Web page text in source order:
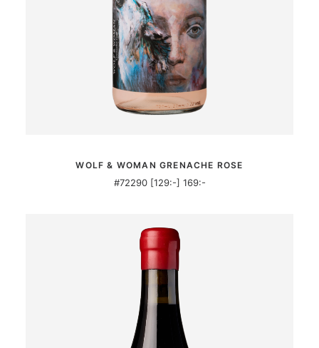
WOLF & WOMAN GRENACHE ROSE
#72290 [129:-] 169:-